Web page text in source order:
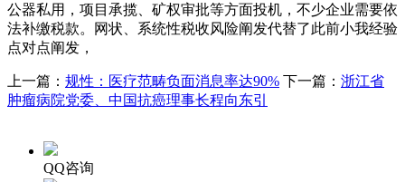
公器私用，项目承揽、矿权审批等方面投机，不少企业需要依
法补缴税款。网状、系统性税收风险阐发代替了此前小我经验
点对点阐发，
上一篇： 规性：医疗范畴负面消息率达90% 下一篇： 浙江省
肿瘤病院党委、中国抗癌理事长程向东引
QQ咨询